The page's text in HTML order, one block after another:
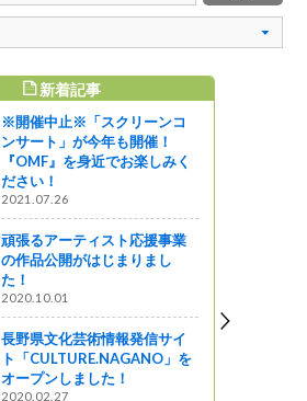
新着記事
※開催中止※「スクリーンコ
ンサート」が今年も開催！
『OMF』を身近でお楽しみく
ださい！
2021.07.26
頑張るアーティスト応援事業
の作品公開がはじまりまし
た！
2020.10.01
長野県文化芸術情報発信サイ
ト「CULTURE.NAGANO」を
オープンしました！
2020.02.27